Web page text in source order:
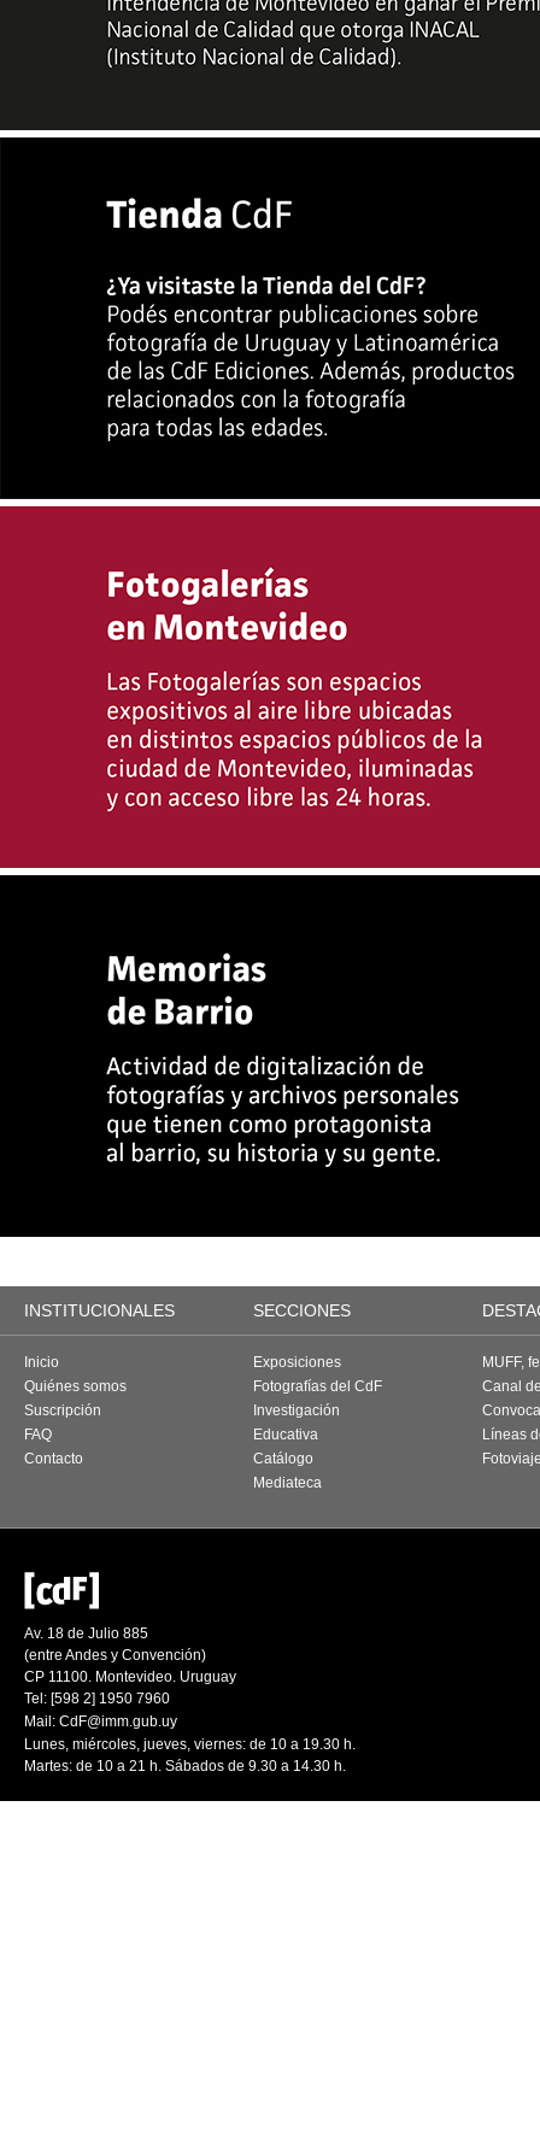
INSTITUCIONALES SECCIONES
Inicio
Quiénes somos
Suscripción
FAQ
Contacto
Exposiciones
Fotografías del CdF
Investigación
Educativa
Catálogo
Mediateca
MUFF,
Canal
Líneas
Av. 18 de Julio 885
(entre Andes y Convención)
CP 11100. Montevideo. Uruguay
Tel: [598 2] 1950 7960
Mail: CdF@imm.gub.uy
Lunes, miércoles, jueves, viernes: de 10 a 19.30 h.
Martes: de 10 a 21 h. Sábados de 9.30 a 14.30 h.